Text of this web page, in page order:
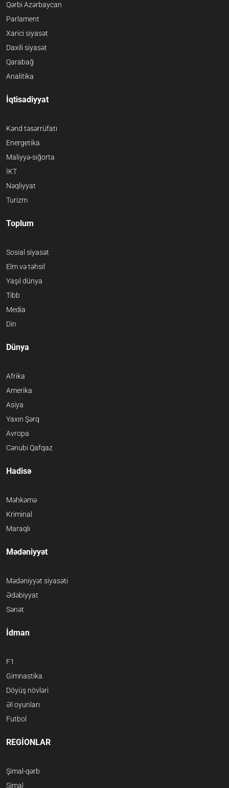
Qərbi Azərbaycan
Parlament
Xarici siyasət
Daxili siyasət
Qarabağ
Analitika
İqtisadiyyat
Kənd təsərrüfatı
Energetika
Maliyyə-sığorta
İKT
Nəqliyyat
Turizm
Toplum
Sosial siyasət
Elm və təhsil
Yaşıl dünya
Tibb
Media
Din
Dünya
Afrika
Amerika
Asiya
Yaxın Şərq
Avropa
Cənubi Qafqaz
Hadisə
Məhkəmə
Kriminal
Maraqlı
Mədəniyyət
Mədəniyyət siyasəti
Ədəbiyyat
Sənət
İdman
F1
Gimnastika
Döyüş növləri
Əl oyunları
Futbol
REGİONLAR
Şimal-qərb
Şimal